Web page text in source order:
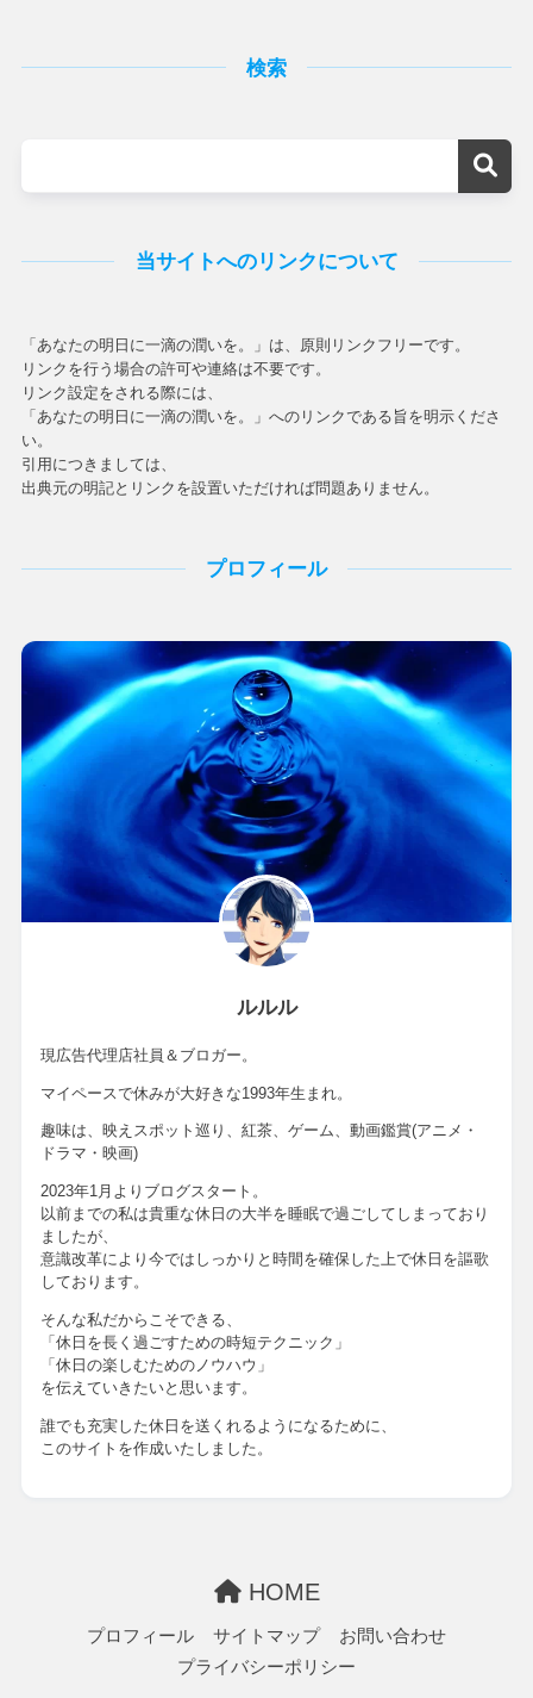
検索
当サイトへのリンクについて
「あなたの明日に一滴の潤いを。」は、原則リンクフリーです。
リンクを行う場合の許可や連絡は不要です。
リンク設定をされる際には、
「あなたの明日に一滴の潤いを。」へのリンクである旨を明示くださ
い。
引用につきましては、
出典元の明記とリンクを設置いただければ問題ありません。
プロフィール
ルルル
現広告代理店社員＆ブロガー。
マイペースで休みが大好きな1993年生まれ。
趣味は、映えスポット巡り、紅茶、ゲーム、動画鑑賞(アニメ・
ドラマ・映画)
2023年1月よりブログスタート。
以前までの私は貴重な休日の大半を睡眠で過ごしてしまっており
ましたが、
意識改革により今ではしっかりと時間を確保した上で休日を謳歌
しております。
そんな私だからこそできる、
「休日を長く過ごすための時短テクニック」
「休日の楽しむためのノウハウ」
を伝えていきたいと思います。
誰でも充実した休日を送くれるようになるために、
このサイトを作成いたしました。
HOME
プロフィール サイトマップ
お問い合わせ
プライバシーポリシー